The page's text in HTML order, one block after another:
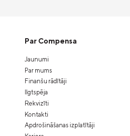
Par Compensa
Jaunumi
Par mums
Finanšu rādītāji
Ilgtspēja
Rekvizīti
Kontakti
Apdrošināšanas izplatītāji